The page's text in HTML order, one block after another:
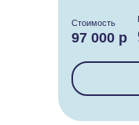
97 000 р
Стоимость